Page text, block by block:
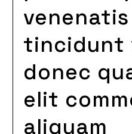
tincidunt
donec
elit
aliquam